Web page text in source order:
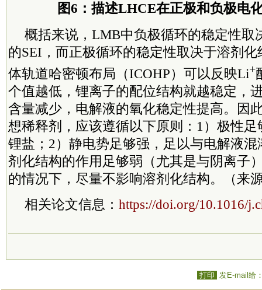
图6：描述LHCE在正极和负极电
概括来说，LMB中负极循环的稳定性取
的SEI，而正极循环的稳定性取决于溶剂
体轨道哈密顿布局（ICOHP）可以反映Li+
个值越低，锂离子的配位结构就越稳定，
含量减少，电解液的氧化稳定性提高。因
想稀释剂，应该遵循以下原则：1）极性
锂盐；2）静电势足够强，足以与电解液
剂化结构的作用足够弱（尤其是与阴离子
的情况下，尽量不影响溶剂化结构。（来
相关论文信息： https://doi.org/10.1016/
打印 发E-mail给